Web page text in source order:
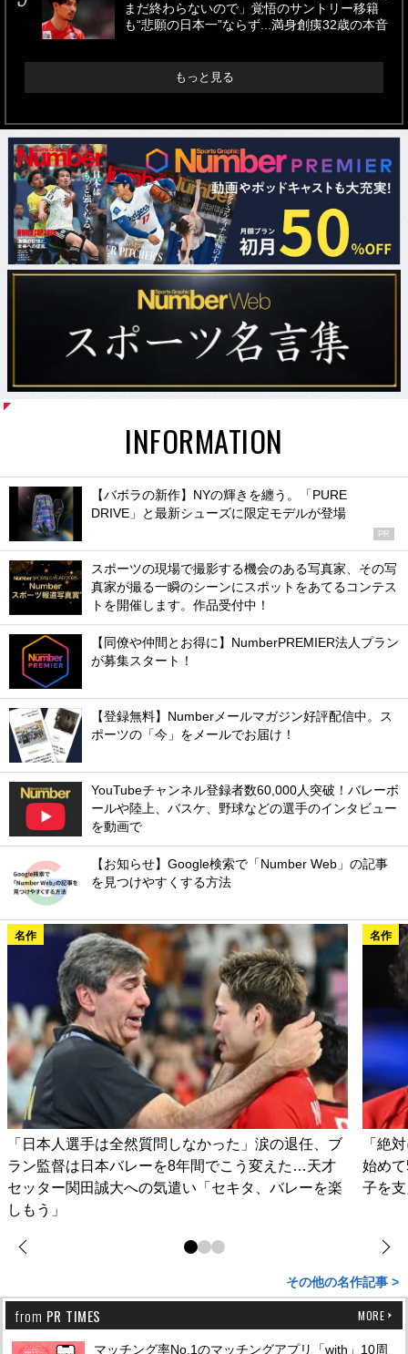
まだ終わらないので」覚悟のサントリー移籍
も“悲願の日本一”ならず...満身創痍32歳の本音
もっと見る
INFORMATION
【バボラの新作】NYの輝きを纏う。「PURE
DRIVE」と最新シューズに限定モデルが登場
PR
スポーツの現場で撮影する機会のある写真家、その写
真家が撮る一瞬のシーンにスポットをあてるコンテス
トを開催します。作品受付中！
【同僚や仲間とお得に】NumberPREMIER法人プラン
が募集スタート！
【登録無料】Numberメールマガジン好評配信中。ス
ポーツの「今」をメールでお届け！
YouTubeチャンネル登録者数60,000人突破！バレーボ
ールや陸上、バスケ、野球などの選手のインタビュー
を動画で
【お知らせ】Google検索で「Number Web」の記事
を見つけやすくする方法
名作
「日本人選手は全然質問しなかった」涙の退任、ブ
ラン監督は日本バレーを8年間でこう変えた…天才
セッター関田誠大への気遣い「セキタ、バレーを楽
しもう」
名作
「絶
始め
子を
その他の名作記事 >
from PR TIMES MORE
マッチング率No.1のマッチングアプリ「with」10周